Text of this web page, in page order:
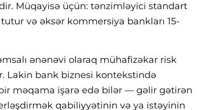
Müqayisə üçün: tənzimləyici standart
və əksər kommersiya bankları 15-
ənənəvi olaraq mühafizəkar risk
Lakin bank biznesi kontekstində
məqama işarə edə bilər — gəlir gətirən
qabiliyyətinin və ya istəyinin